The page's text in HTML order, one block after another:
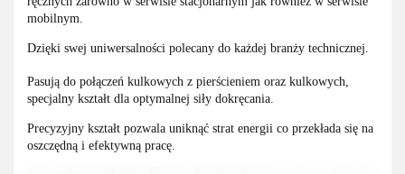
mobilnym.
Dzięki swej uniwersalności polecany do każdej branży technicznej.
Pasują do połączeń kulkowych z pierścieniem oraz kulkowych,
specjalny kształt dla optymalnej siły dokręcania.
Precyzyjny kształt pozwala uniknąć strat energii co przekłada się na
oszczędną i efektywną pracę.